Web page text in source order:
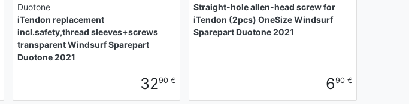
Duotone
iTendon replacement
incl.safety,thread sleeves+screws
transparent Windsurf Sparepart
Duotone 2021
3290 €
Straight-hole allen-head screw for
iTendon (2pcs) OneSize Windsurf
Sparepart Duotone 2021
690 €